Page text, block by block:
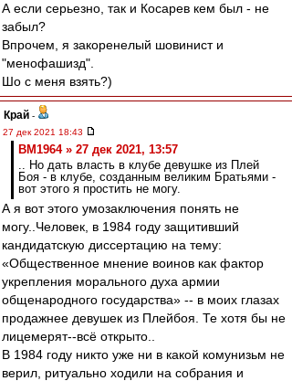
А если серьезно, так и Косарев кем был - не
забыл?
Впрочем, я закоренелый шовинист и
"менофашизд".
Шо с меня взять?)
Край -
27 дек 2021 18:43
BM1964 » 27 дек 2021, 13:57
.. Но дать власть в клубе девушке из Плей
Боя - в клубе, созданным великим Братьями -
вот этого я простить не могу.
А я вот этого умозаключения понять не
могу..Человек, в 1984 году защитивший
кандидатскую диссертацию на тему:
«Общественное мнение воинов как фактор
укрепления морального духа армии
общенародного государства» -- в моих глазах
продажнее девушек из Плейбоя. Те хотя бы не
лицемерят--всё открыто..
В 1984 году никто уже ни в какой комунизьм не
верил, ритуально ходили на собрания и